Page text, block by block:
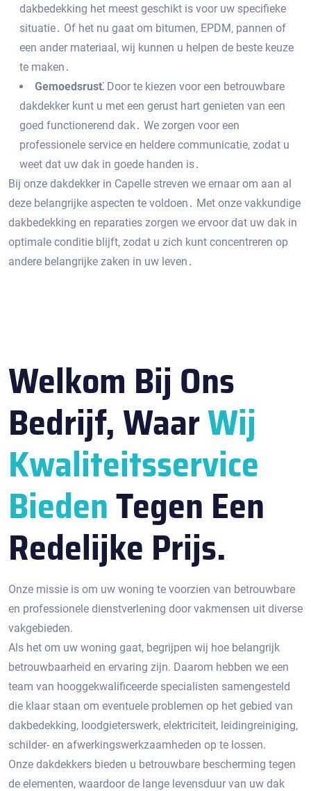
dakbedekking het meest geschikt is voor uw specifieke
situatie․ Of het nu gaat om bitumen‚ EPDM‚ pannen of
een ander materiaal‚ wij kunnen u helpen de beste keuze
te maken․
Gemoedsrust⁚ Door te kiezen voor een betrouwbare
dakdekker kunt u met een gerust hart genieten van een
goed functionerend dak․ We zorgen voor een
professionele service en heldere communicatie‚ zodat u
weet dat uw dak in goede handen is․
Bij onze dakdekker in Capelle streven we ernaar om aan al
deze belangrijke aspecten te voldoen․ Met onze vakkundige
dakbedekking en reparaties zorgen we ervoor dat uw dak in
optimale conditie blijft‚ zodat u zich kunt concentreren op
andere belangrijke zaken in uw leven․
Welkom Bij Ons
Bedrijf, WaarWij
Kwaliteitsservice
BiedenTegen Een
Redelijke Prijs.
Onze missie is om uw woning te voorzien van betrouwbare
en professionele dienstverlening door vakmensen uit diverse
vakgebieden.
Als het om uw woning gaat, begrijpen wij hoe belangrijk
betrouwbaarheid en ervaring zijn. Daarom hebben we een
team van hooggekwalificeerde specialisten samengesteld
die klaar staan om eventuele problemen op het gebied van
dakbedekking, loodgieterswerk, elektriciteit, leidingreiniging,
schilder- en afwerkingswerkzaamheden op te lossen.
Onze dakdekkers bieden u betrouwbare bescherming tegen
de elementen, waardoor de lange levensduur van uw dak